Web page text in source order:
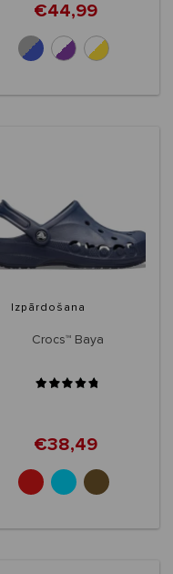
€44,99
Izpārdošana
Crocs™ Baya
€38,49